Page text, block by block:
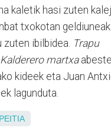
kaletik hasi zuten
txokotan
ibilbidea. Trapu
Kalderero martxa
kideek eta Juan
lagunduta.